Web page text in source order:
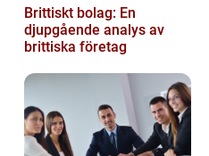
Brittiskt bolag: En
djupgående analys av
brittiska företag